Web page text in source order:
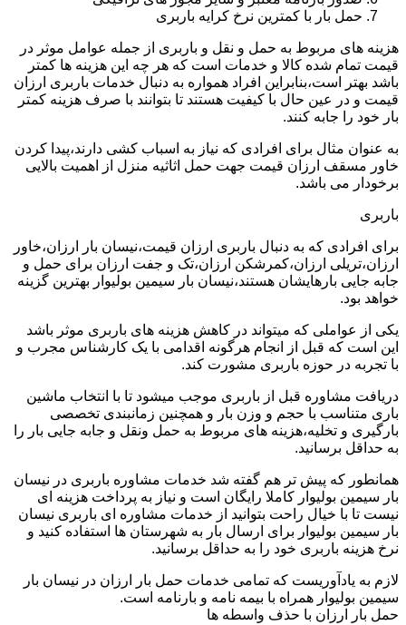
حمل بار با کمترین نرخ کرایه باربری
هزینه های مربوط به حمل و نقل و باربری از جمله عوامل موثر در
قیمت تمام شده کالا و خدمات است که هر چه این هزینه ها کمتر
باشد بهتر است،بنابراین افراد همواره به دنبال خدمات باربری ارزان
قیمت و در عین حال با کیفیت هستند تا بتوانند با صرف هزینه کمتر
بار خود را جابه کنند.
به عنوان مثال برای افرادی که نیاز به اسباب کشی دارند،پیدا کردن
خاور مسقف ارزان قیمت جهت حمل اثاثیه منزل از اهمیت بالایی
برخودار می باشد.
باربری
برای افرادی که به دنبال باربری ارزان قیمت،نیسان بار ارزان،خاور
ارزان،تریلی ارزان،کمرشکن ارزان،تک و جفت ارزان برای حمل و
جابه جایی بارهایشان هستند،نیسان بار سیمین بولیوار بهترین گزینه
خواهد بود.
یکی از عواملی که میتواند در کاهش هزینه های باربری موثر باشد
این است که قبل از انجام هرگونه اقدامی با یک کارشناس مجرب و
با تجربه در حوزه باربری مشورت کند.
دریافت مشاوره قبل از باربری موجب میشود تا با انتخاب ماشین
باری متناسب با حجم و وزن بار و همچنین زمانبندی تخصصی
بارگیری و تخلیه،هزینه های مربوط به حمل ونقل و جابه جایی بار را
به حداقل برسانید.
همانطور که پیش تر هم گفته شد خدمات مشاوره باربری در نیسان
بار سیمین بولیوار کاملا رایگان است و نیاز به پرداخت هزینه ای
نیست تا با خیال راحت بتوانید از خدمات مشاوره ای باربری نیسان
بار سیمین بولیوار برای ارسال بار به شهرستان ها استفاده کنید و
نرخ هزینه باربری خود را به حداقل برسانید.
لازم به یادآوریست که تمامی خدمات حمل بار ارزان در نیسان بار
سیمین بولیوار همراه با بیمه نامه و بارنامه است.
حمل بار ارزان با حذف واسطه ها